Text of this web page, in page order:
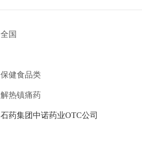
全国
保健食品类
解热镇痛药
石药集团中诺药业OTC公司